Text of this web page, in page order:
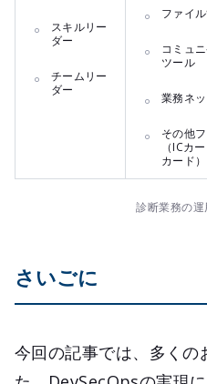
スキルリー
ダー
チームリー
ダー
ファイ
コミュ
ツール
業務ネ
その他
（ICカ
カード）
診断業務の
さいごに
今回の記事では、多くの